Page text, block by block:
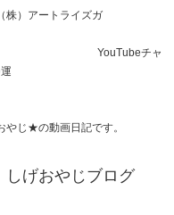
株）アートライズガ
チャ
動画日記です。
げおやじブログ